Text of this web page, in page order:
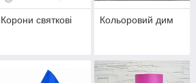
Корони святкові Кольоровий дим